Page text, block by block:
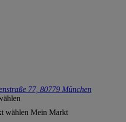
77, 80779 München
wählen Mein Markt